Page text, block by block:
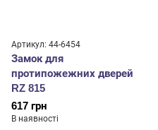
Артикул: 44-6454
Замок для
протипожежних дверей
RZ 815
617 грн
В наявності